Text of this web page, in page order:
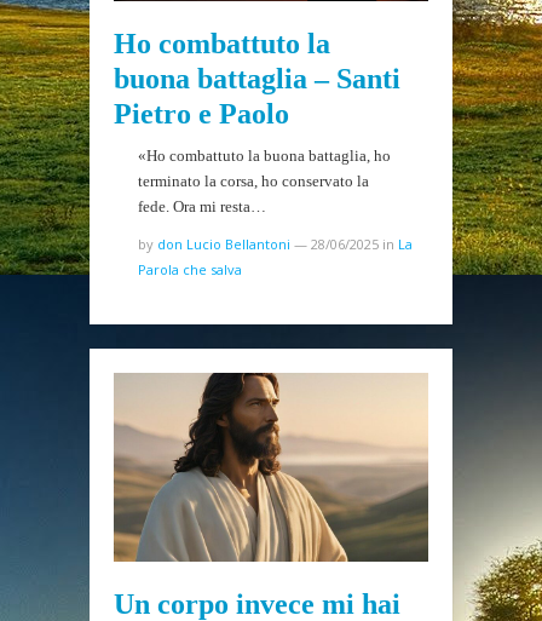
Ho combattuto la
buona battaglia – Santi
Pietro e Paolo
«Ho combattuto la buona battaglia, ho
terminato la corsa, ho conservato la
fede. Ora mi resta…
by don Lucio Bellantoni — 28/06/2025 in La
Parola che salva
Un corpo invece mi hai